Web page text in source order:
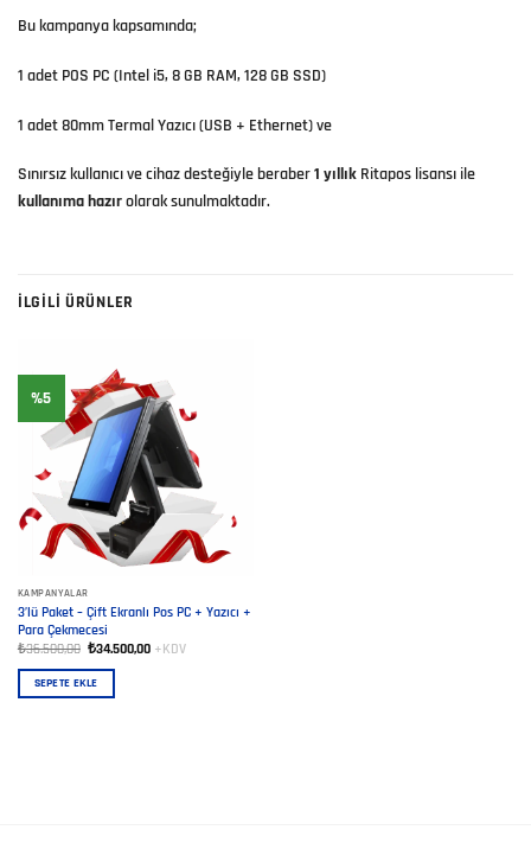
Bu kampanya kapsamında;
1 adet POS PC (Intel i5, 8 GB RAM, 128 GB SSD)
1 adet 80mm Termal Yazıcı (USB + Ethernet) ve
Sınırsız kullanıcı ve cihaz desteğiyle beraber1 yıllık Ritapos lisansı ile
kullanıma hazırolarak sunulmaktadır.
İLGILI ÜRÜNLER
%5
KAMPANYALAR
3’lü Paket – Çift Ekranlı Pos PC + Yazıcı +
Para Çekmecesi
₺36.500,00 Orijinal
₺36.500,00.
₺34.500,00Şu+KDV
SEPETE EKLE